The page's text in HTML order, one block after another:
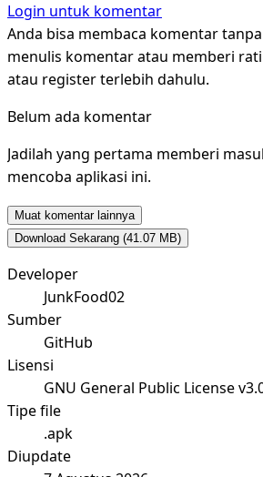
Login untuk komentar
Anda bisa membaca komentar
menulis komentar atau memberi
atau register terlebih dahulu.
Belum ada komentar
Jadilah yang pertama memberi
mencoba aplikasi ini.
Muat komentar lainnya
Download Sekarang (41.07 MB)
Developer
JunkFood02
Sumber
GitHub
Lisensi
GNU General Public License
Tipe file
.apk
Diupdate